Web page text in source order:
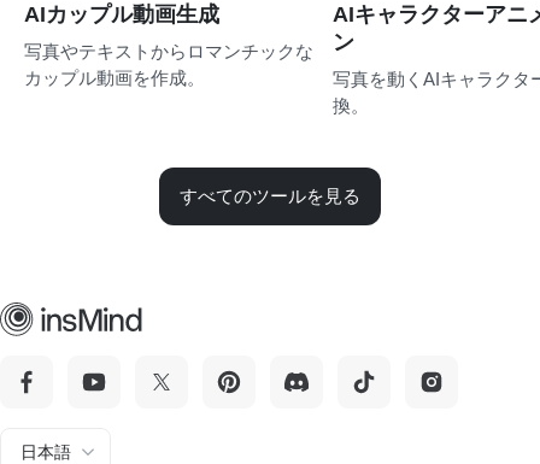
AIカップル動画生成
写真やテキストからロマンチックな
カップル動画を作成。
AIキャラクターアニ
ン
写真を動くAIキャラクタ
換。
すべてのツールを見る
日本語